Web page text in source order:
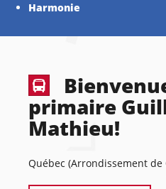
Harmonie
primaire
Mathieu!
Québec (Arrondissement de